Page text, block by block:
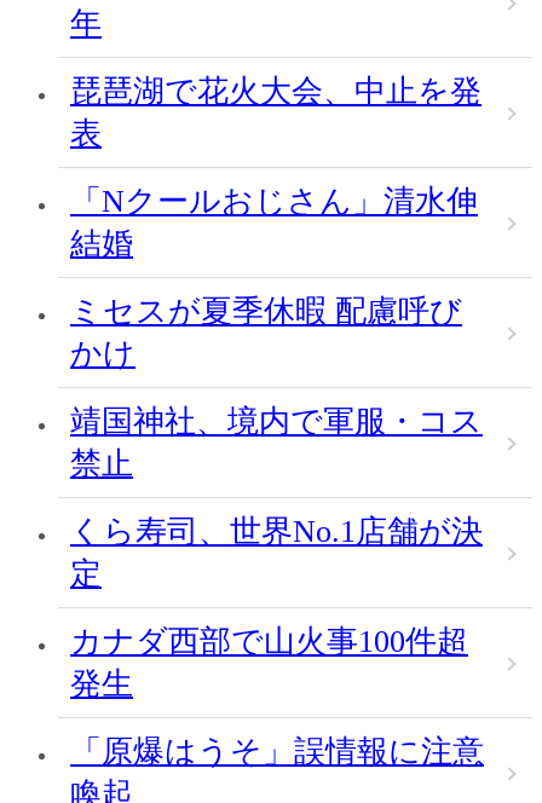
年
琵琶湖で花火大会、中止を発
表
「Nクールおじさん」清水伸
結婚
ミセスが夏季休暇 配慮呼び
かけ
靖国神社、境内で軍服・コス
禁止
くら寿司、世界No.1店舗が決
定
カナダ西部で山火事100件超
発生
「原爆はうそ」誤情報に注意
喚起